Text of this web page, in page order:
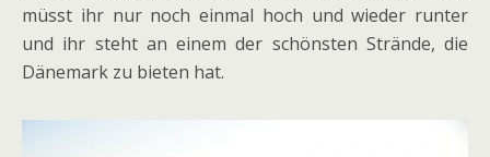
müsst ihr nur noch einmal hoch und wieder runter
und ihr steht an einem der schönsten Strände, die
Dänemark zu bieten hat.